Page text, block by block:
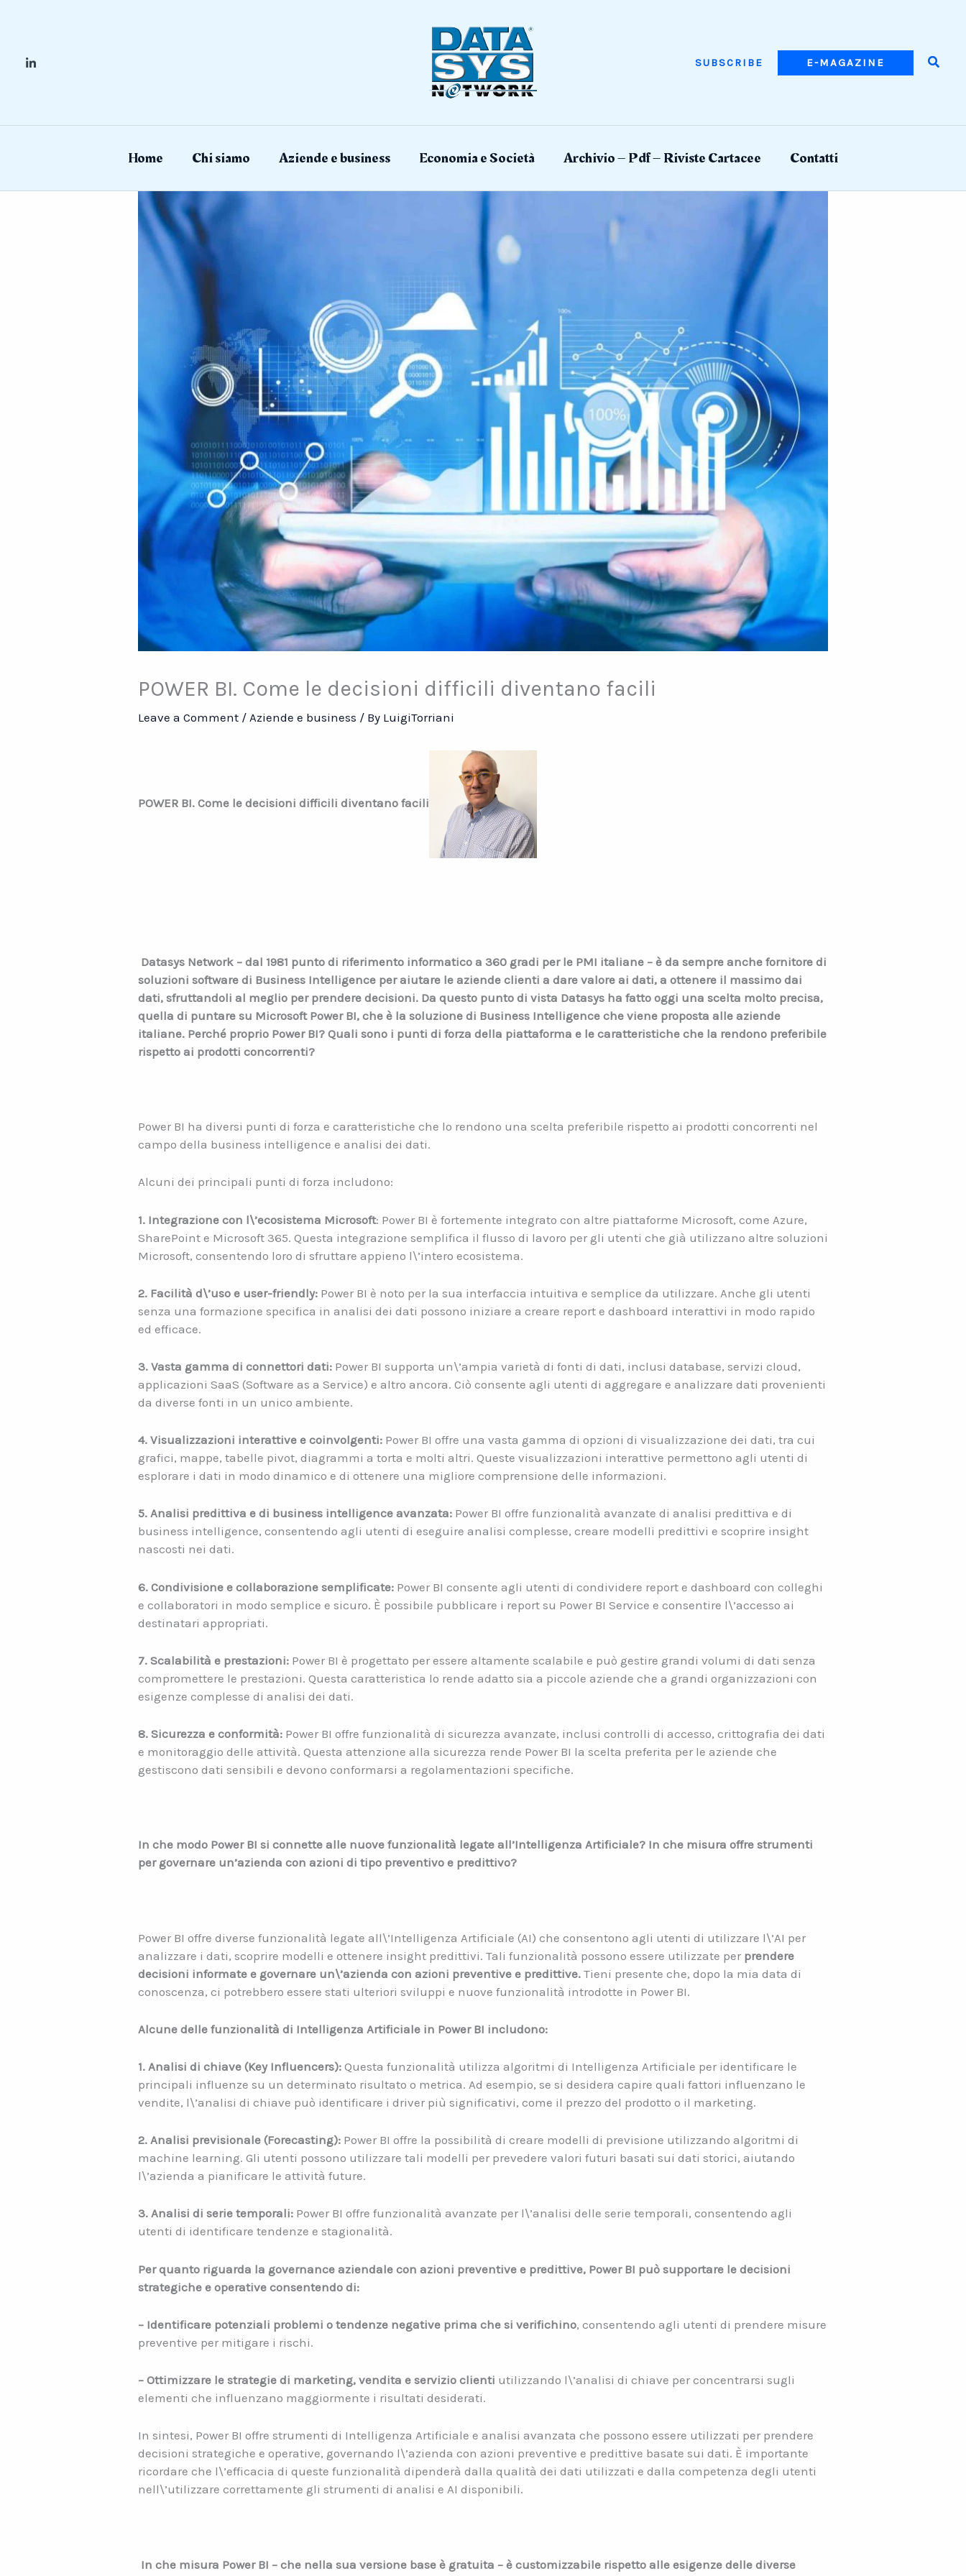
SUBSCRIBE E-MAGAZINE
Home Chi siamo Aziende e business Economia e Società Archivio – Pdf – Riviste Cartacee Contatti
POWER BI. Come le decisioni difficili diventano facili
Leave a Comment / Aziende e business / By LuigiTorriani
POWER BI. Come le decisioni difficili diventano facili
Datasys Network – dal 1981 punto di riferimento informatico a 360 gradi per le PMI italiane – è da sempre anche fornitore di
soluzioni software di Business Intelligence per aiutare le aziende clienti a dare valore ai dati, a ottenere il massimo dai
dati, sfruttandoli al meglio per prendere decisioni. Da questo punto di vista Datasys ha fatto oggi una scelta molto precisa,
quella di puntare su Microsoft Power BI, che è la soluzione di Business Intelligence che viene proposta alle aziende
italiane. Perché proprio Power BI? Quali sono i punti di forza della piattaforma e le caratteristiche che la rendono preferibile
rispetto ai prodotti concorrenti?
Power BI ha diversi punti di forza e caratteristiche che lo rendono una scelta preferibile rispetto ai prodotti concorrenti nel
campo della business intelligence e analisi dei dati.
Alcuni dei principali punti di forza includono:
1. Integrazione con l\’ecosistema Microsoft: Power BI è fortemente integrato con altre piattaforme Microsoft, come Azure,
SharePoint e Microsoft 365. Questa integrazione semplifica il flusso di lavoro per gli utenti che già utilizzano altre soluzioni
Microsoft, consentendo loro di sfruttare appieno l\’intero ecosistema.
2. Facilità d\’uso e user-friendly: Power BI è noto per la sua interfaccia intuitiva e semplice da utilizzare. Anche gli utenti
senza una formazione specifica in analisi dei dati possono iniziare a creare report e dashboard interattivi in modo rapido
ed efficace.
3. Vasta gamma di connettori dati: Power BI supporta un\’ampia varietà di fonti di dati, inclusi database, servizi cloud,
applicazioni SaaS (Software as a Service) e altro ancora. Ciò consente agli utenti di aggregare e analizzare dati provenienti
da diverse fonti in un unico ambiente.
4. Visualizzazioni interattive e coinvolgenti: Power BI offre una vasta gamma di opzioni di visualizzazione dei dati, tra cui
grafici, mappe, tabelle pivot, diagrammi a torta e molti altri. Queste visualizzazioni interattive permettono agli utenti di
esplorare i dati in modo dinamico e di ottenere una migliore comprensione delle informazioni.
5. Analisi predittiva e di business intelligence avanzata: Power BI offre funzionalità avanzate di analisi predittiva e di
business intelligence, consentendo agli utenti di eseguire analisi complesse, creare modelli predittivi e scoprire insight
nascosti nei dati.
6. Condivisione e collaborazione semplificate: Power BI consente agli utenti di condividere report e dashboard con colleghi
e collaboratori in modo semplice e sicuro. È possibile pubblicare i report su Power BI Service e consentire l\’accesso ai
destinatari appropriati.
7. Scalabilità e prestazioni: Power BI è progettato per essere altamente scalabile e può gestire grandi volumi di dati senza
compromettere le prestazioni. Questa caratteristica lo rende adatto sia a piccole aziende che a grandi organizzazioni con
esigenze complesse di analisi dei dati.
8. Sicurezza e conformità: Power BI offre funzionalità di sicurezza avanzate, inclusi controlli di accesso, crittografia dei dati
e monitoraggio delle attività. Questa attenzione alla sicurezza rende Power BI la scelta preferita per le aziende che
gestiscono dati sensibili e devono conformarsi a regolamentazioni specifiche.
In che modo Power BI si connette alle nuove funzionalità legate all’Intelligenza Artificiale? In che misura offre strumenti
per governare un’azienda con azioni di tipo preventivo e predittivo?
Power BI offre diverse funzionalità legate all\’Intelligenza Artificiale (AI) che consentono agli utenti di utilizzare l\’AI per
analizzare i dati, scoprire modelli e ottenere insight predittivi. Tali funzionalità possono essere utilizzate per prendere
decisioni informate e governare un\’azienda con azioni preventive e predittive. Tieni presente che, dopo la mia data di
conoscenza, ci potrebbero essere stati ulteriori sviluppi e nuove funzionalità introdotte in Power BI.
Alcune delle funzionalità di Intelligenza Artificiale in Power BI includono:
1. Analisi di chiave (Key Influencers): Questa funzionalità utilizza algoritmi di Intelligenza Artificiale per identificare le
principali influenze su un determinato risultato o metrica. Ad esempio, se si desidera capire quali fattori influenzano le
vendite, l\’analisi di chiave può identificare i driver più significativi, come il prezzo del prodotto o il marketing.
2. Analisi previsionale (Forecasting): Power BI offre la possibilità di creare modelli di previsione utilizzando algoritmi di
machine learning. Gli utenti possono utilizzare tali modelli per prevedere valori futuri basati sui dati storici, aiutando
l\’azienda a pianificare le attività future.
3. Analisi di serie temporali: Power BI offre funzionalità avanzate per l\’analisi delle serie temporali, consentendo agli
utenti di identificare tendenze e stagionalità.
Per quanto riguarda la governance aziendale con azioni preventive e predittive, Power BI può supportare le decisioni
strategiche e operative consentendo di:
– Identificare potenziali problemi o tendenze negative prima che si verifichino, consentendo agli utenti di prendere misure
preventive per mitigare i rischi.
– Ottimizzare le strategie di marketing, vendita e servizio clienti utilizzando l\’analisi di chiave per concentrarsi sugli
elementi che influenzano maggiormente i risultati desiderati.
In sintesi, Power BI offre strumenti di Intelligenza Artificiale e analisi avanzata che possono essere utilizzati per prendere
decisioni strategiche e operative, governando l\’azienda con azioni preventive e predittive basate sui dati. È importante
ricordare che l\’efficacia di queste funzionalità dipenderà dalla qualità dei dati utilizzati e dalla competenza degli utenti
nell\’utilizzare correttamente gli strumenti di analisi e AI disponibili.
In che misura Power BI – che nella sua versione base è gratuita – è customizzabile rispetto alle esigenze delle diverse